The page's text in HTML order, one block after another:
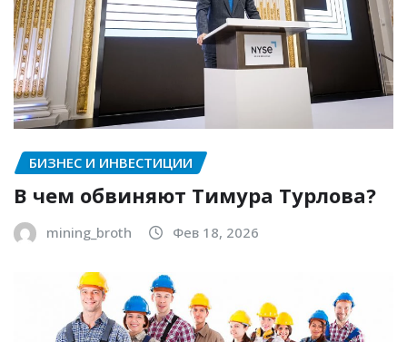
БИЗНЕС И ИНВЕСТИЦИИ
В чем обвиняют Тимура Турлова?
mining_broth Фев 18, 2026